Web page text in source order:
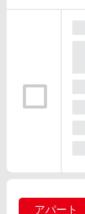
アパート